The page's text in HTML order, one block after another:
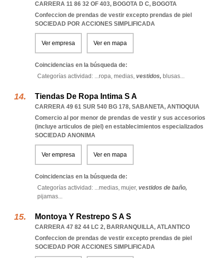
CARRERA 11 86 32 OF 403, BOGOTA D C, BOGOTA
Confeccion de prendas de vestir excepto prendas de piel
SOCIEDAD POR ACCIONES SIMPLIFICADA
Ver empresa Ver en mapa
Coincidencias en la búsqueda de:
Categorías actividad: ...ropa, medias, vestidos, blusas...
Tiendas De Ropa Intima S A
CARRERA 49 61 SUR 540 BG 178, SABANETA, ANTIOQUIA
Comercio al por menor de prendas de vestir y sus accesorios
(incluye articulos de piel) en establecimientos especializados
SOCIEDAD ANONIMA
Ver empresa Ver en mapa
Coincidencias en la búsqueda de:
Categorías actividad: ...medias, mujer, vestidos de baño,
pijamas...
Montoya Y Restrepo S A S
CARRERA 47 82 44 LC 2, BARRANQUILLA, ATLANTICO
Confeccion de prendas de vestir excepto prendas de piel
SOCIEDAD POR ACCIONES SIMPLIFICADA